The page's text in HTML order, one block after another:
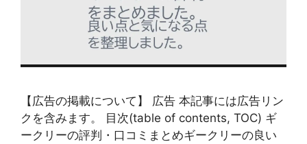
【広告の掲載について】 広告 本記事には広告リン
クを含みます。 目次(table of contents, TOC) ギ
ークリーの評判・口コミまとめギークリーの良い